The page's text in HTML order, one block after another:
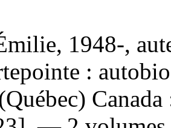
1948-,
: